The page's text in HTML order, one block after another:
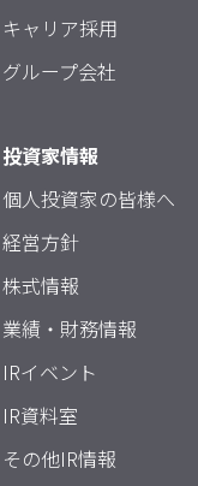
キャリア採用
グループ会社
投資家情報
個人投資家の皆様へ
経営方針
株式情報
業績・財務情報
IRイベント
IR資料室
その他IR情報